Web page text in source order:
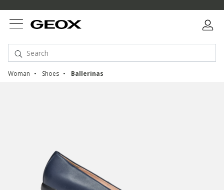
Woman Shoes Ballerinas